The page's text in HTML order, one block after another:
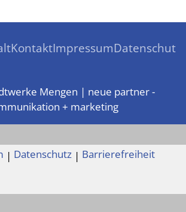
KontaktImpressumDatenschutz
Mengen | neue partner -
+ marketing
| Datenschutz| Barrierefreiheit